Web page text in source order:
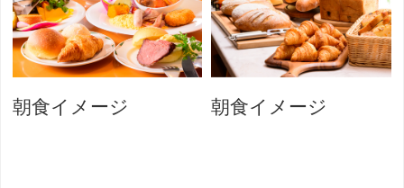
朝食イメージ 朝食イメージ